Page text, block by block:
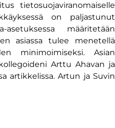
tietosuojaviranomaiselle
on paljastunut
asetuksessa määritetään
asiassa tulee menetellä
minimoimiseksi. Asian
Arttu Ahavan ja
artikkelissa. Artun ja Suvin